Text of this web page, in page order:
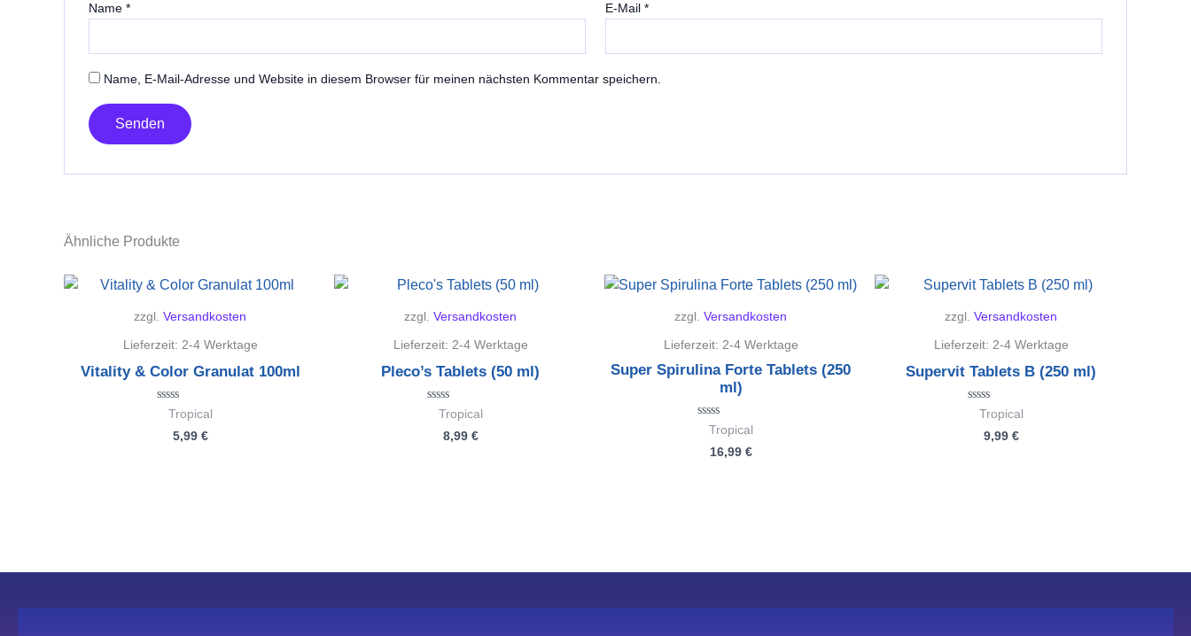
Name * E-Mail*
Name, E-Mail-Adresse und Website in diesem Browser für meinen nächsten Kommentar speichern.
Ähnliche Produkte
zzgl. Versandkosten
Lieferzeit: 2-4 Werktage
Vitality & Color Granulat 100ml
Bewertet
Tropical
5,99 €
zzgl. Versandkosten
Lieferzeit: 2-4 Werktage
Pleco’s Tablets (50 ml)
Bewertet
Tropical
8,99 €
zzgl. Versandkosten
Lieferzeit: 2-4 Werktage
Super Spirulina Forte Tablets (250
ml)
Bewertet
Tropical
16,99 €
zzgl. Versandkosten
Lieferzeit: 2-4 Werktage
Supervit Tablets B (250 ml)
Bewertet
Tropical
9,99 €